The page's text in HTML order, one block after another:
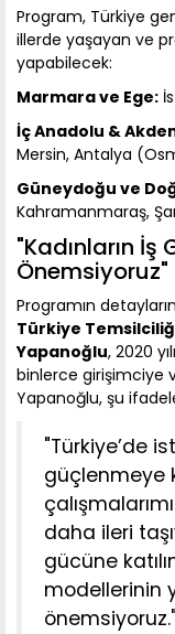
Program, Türkiye
illerde yaşayan ve
yapabilecek:
Marmara ve Ege:
İç Anadolu &
Mersin, Antalya
Güneydoğu ve
Kahramanmaraş,
"Kadınların İş
Önemsiyoruz"
Programın
Türkiye
Yapanoğlu, 2020
binlerce girişimciye
Yapanoğlu, şu
"Türkiye’de
güçlenmeye
daha ileri
gücüne
modellerinin
önemsiyoruz."